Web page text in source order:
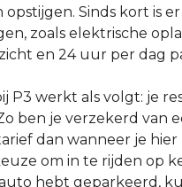
Sinds kort is
zoals elektrische
en 24 uur per dag
P3 werkt als volgt: je
ben je verzekerd van
dan wanneer je
om in te rijden op
hebt geparkeerd,